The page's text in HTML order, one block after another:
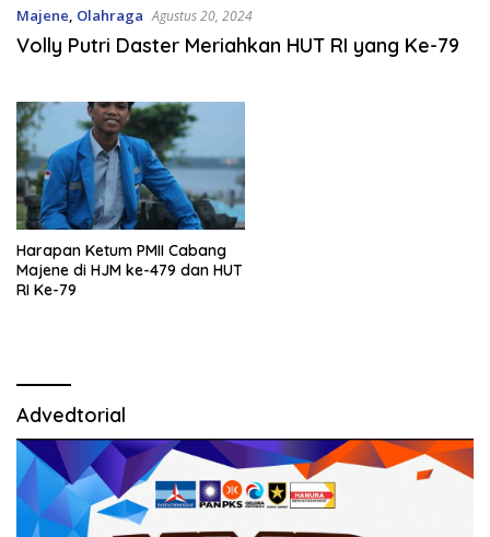
Majene, Olahraga Agustus 20, 2024
Volly Putri Daster Meriahkan HUT RI yang Ke-79
Harapan Ketum PMII Cabang
Majene di HJM ke-479 dan HUT
RI Ke-79
Advedtorial